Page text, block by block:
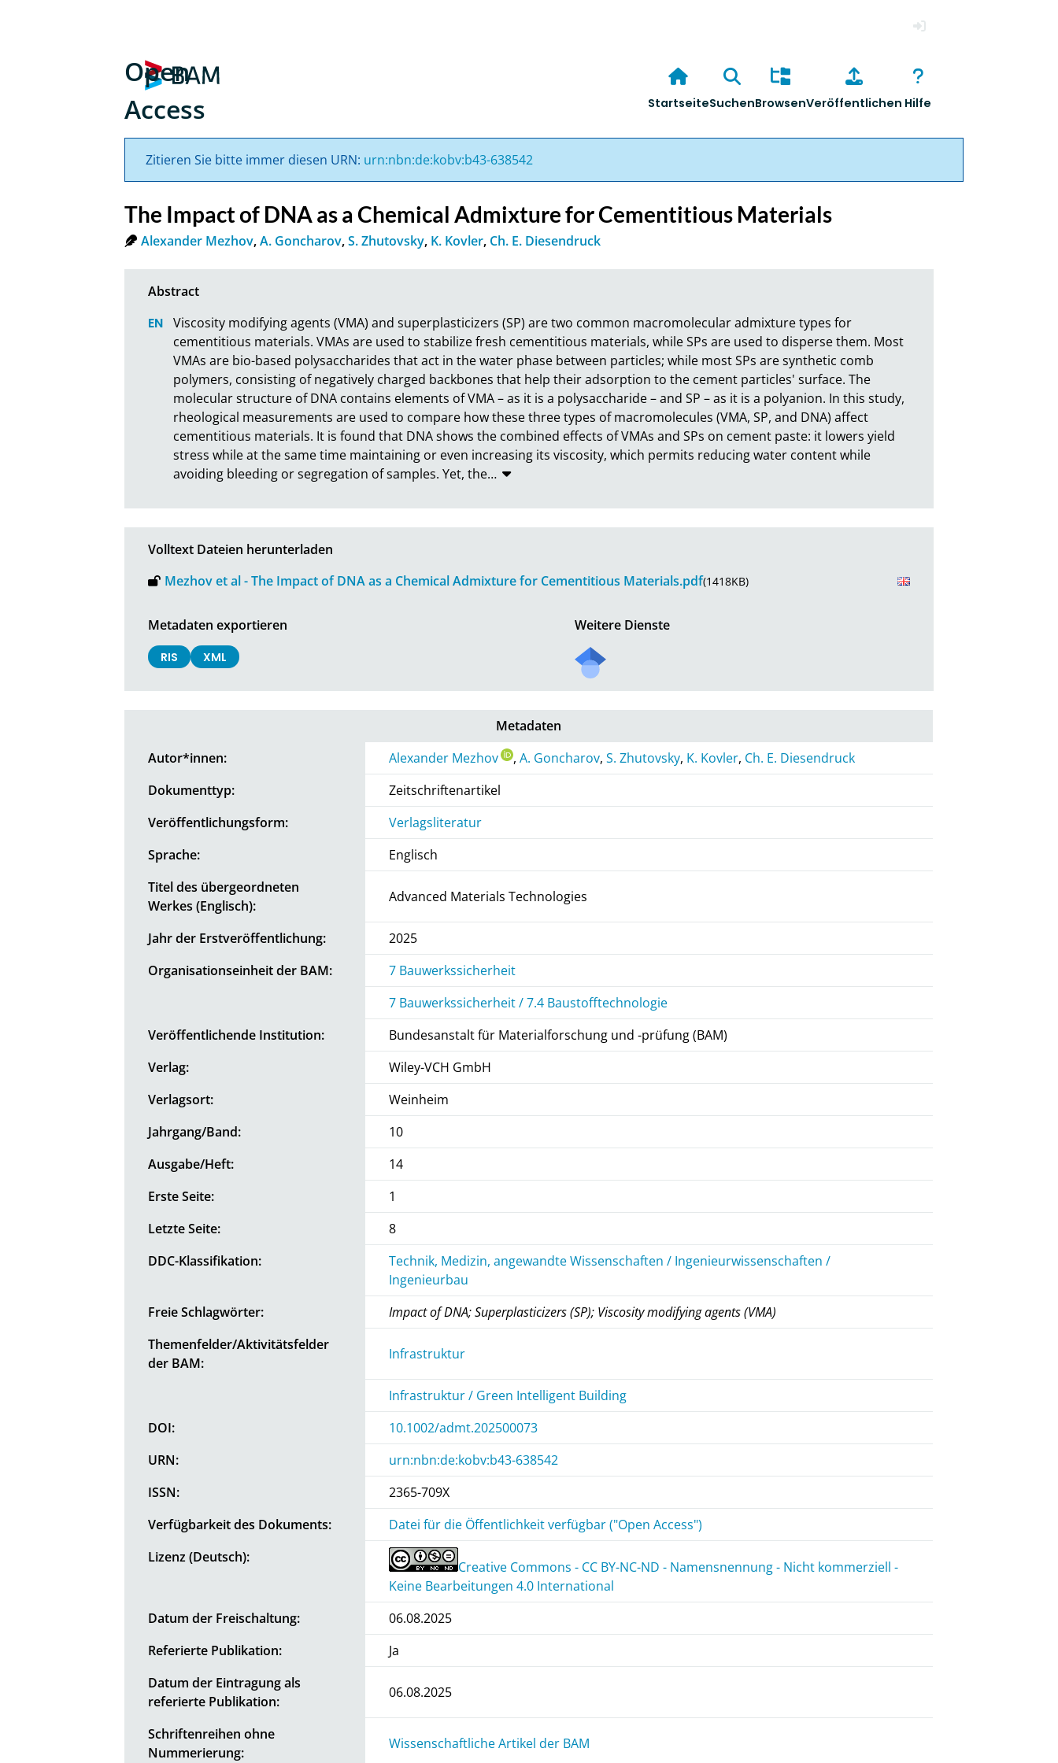
Open
Access
StartseiteSuchenBrowsenVeröffentlichen Hilfe
Zitieren Sie bitte immer diesen URN: urn:nbn:de:kobv:b43-638542
The Impact of DNA as a Chemical Admixture for Cementitious Materials
Alexander Mezhov,A. Goncharov,S. Zhutovsky, K. Kovler, Ch. E. Diesendruck
Viscosity modifying agents (VMA) and superplasticizers (SP) are two common macromolecular admixture types for
cementitious materials. VMAs are used to stabilize fresh cementitious materials, while SPs are used to disperse them. Most
VMAs are bio-based polysaccharides that act in the water phase between particles; while most SPs are synthetic comb
polymers, consisting of negatively charged backbones that help their adsorption to the cement particles' surface. The
molecular structure of DNA contains elements of VMA – as it is a polysaccharide – and SP – as it is a polyanion. In this study,
rheological measurements are used to compare how these three types of macromolecules (VMA, SP, and DNA) affect
cementitious materials. It is found that DNA shows the combined effects of VMAs and SPs on cement paste: it lowers yield
stress while at the same time maintaining or even increasing its viscosity, which permits reducing water content while
avoiding bleeding or segregation of samples. Yet, the…
Volltext Dateien herunterladen
Mezhov et al - The Impact of DNA as a Chemical Admixture for Cementitious Materials.pdf(1418KB)
Metadaten exportieren
RIS XML
Weitere Dienste
Metadaten
Autor*innen:
Alexander Mezhov ,A. Goncharov,S. Zhutovsky, K. Kovler, Ch. E. Diesendruck
Dokumenttyp:
Zeitschriftenartikel
Veröffentlichungsform:
Verlagsliteratur
Sprache:
Englisch
Titel des übergeordneten
Werkes (Englisch):
Advanced Materials Technologies
Jahr der Erstveröffentlichung:
2025
Organisationseinheit der BAM:
7 Bauwerkssicherheit
7 Bauwerkssicherheit / 7.4 Baustofftechnologie
Veröffentlichende Institution:
Bundesanstalt für Materialforschung und -prüfung (BAM)
Verlag:
Wiley-VCH GmbH
Verlagsort:
Weinheim
Jahrgang/Band:
10
Ausgabe/Heft:
14
Erste Seite:
1
Letzte Seite:
8
DDC-Klassifikation:
Technik, Medizin, angewandte Wissenschaften / Ingenieurwissenschaften /
Ingenieurbau
Freie Schlagwörter:
Impact of DNA; Superplasticizers (SP); Viscosity modifying agents (VMA)
Themenfelder/Aktivitätsfelder
der BAM:
Infrastruktur
Infrastruktur / Green Intelligent Building
DOI:
10.1002/admt.202500073
URN:
urn:nbn:de:kobv:b43-638542
ISSN:
2365-709X
Verfügbarkeit des Dokuments:
Datei für die Öffentlichkeit verfügbar ("Open Access")
Lizenz (Deutsch):
Creative Commons - CC BY-NC-ND - Namensnennung - Nicht kommerziell -
Keine Bearbeitungen 4.0 International
Datum der Freischaltung:
06.08.2025
Referierte Publikation:
Ja
Datum der Eintragung als
referierte Publikation:
06.08.2025
Schriftenreihen ohne
Nummerierung:
Wissenschaftliche Artikel der BAM